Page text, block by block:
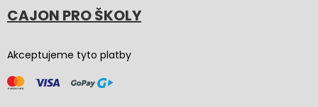
CAJON PRO ŠKOLY
Akceptujeme tyto platby